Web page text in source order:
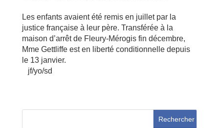
Les enfants avaient été remis en juillet par la
justice française à leur père. Transférée à la
maison d’arrêt de Fleury-Mérogis fin décembre,
Mme Gettliffe est en liberté conditionnelle depuis
le 13 janvier.
jf/yo/sd